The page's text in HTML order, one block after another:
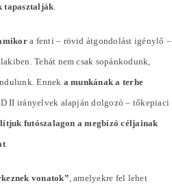
tapasztalják
a fenti – rövid átgondolást igénylő –
Tehát nem csak sopánkodunk,
Ennek a munkának a terhe
II irányelvek alapján dolgozó – tőkepiaci
futószalagon a megbízó céljainak
.
vonatok” , amelyekre fel lehet